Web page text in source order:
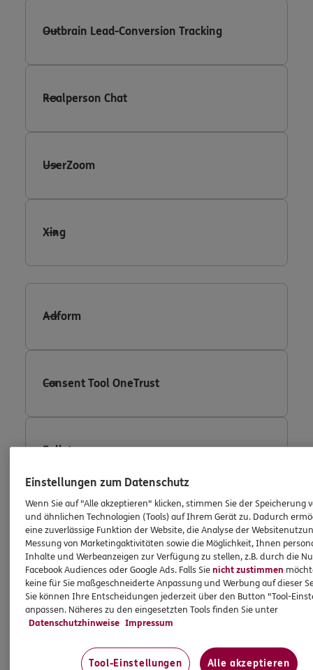
Outbrain Lead-Conversion Tracking
Realperson Chat
UserZoom
Xing
Adform
Consent Tool OneTrust
Fullstory
Facebook Conversion Tracking
Facebook Custom Audience
Google Adwords Conversion Tracking
Einstellungen zum Datenschutz
Wenn Sie auf "Alle akzeptieren" klicken, stimmen Sie der Speicherung
und ähnlichen Technologien (Tools) auf Ihrem Gerät zu. Dadurch
eine zuverlässige Funktion der Website, die Analyse der
Messung von Marketingaktivitäten sowie die Möglichkeit, Ihnen
Inhalte und Werbeanzeigen zur Verfügung zu stellen, z.B. durch die
Facebook Audiences oder Google Ads. Falls Sienicht zustimmen
keine für Sie maßgeschneiderte Anpassung und Werbung auf dieser
Sie können Ihre Entscheidungen jederzeit über den Button "Tool-
anpassen. Näheres zu den eingesetzten Tools finden Sie unter
Datenschutzhinweise Impressum
Tool-Einstellungen Alle akzeptieren